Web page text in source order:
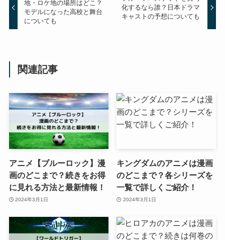
地・ロケ地の場所はどこ？
モデルになった高校と舞台
についても
化するなら誰？日本ドラマ
キャストの予想についても
関連記事
アニメ【ブルーロック】漫
画のどこまで？続きをお得
に見れる方法と最新情報！
2024年3月1日
キングダムのアニメは漫画
のどこまで？各シリーズを
一覧で詳しくご紹介！
2024年3月1日